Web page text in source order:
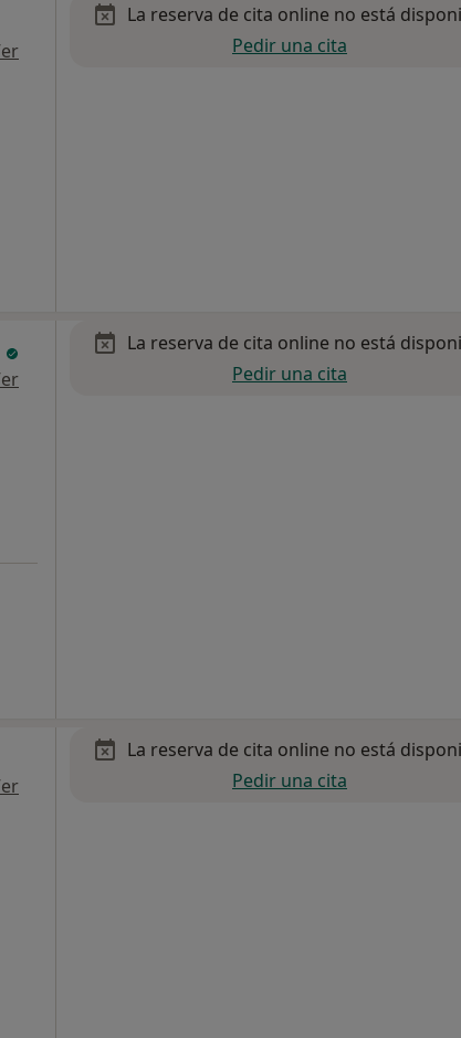
La reserva de cita online no está
Pedir una cita
La reserva de cita online no está
Pedir una cita
La reserva de cita online no está
Pedir una cita